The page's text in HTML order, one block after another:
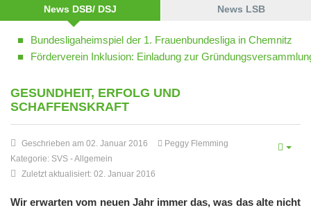
News DSB/ DSJ News LSB
Bundesligaheimspiel der 1. Frauenbundesliga in Chemnitz
Förderverein Inklusion: Einladung zur
GESUNDHEIT, ERFOLG UND
SCHAFFENSKRAFT
Geschrieben am 02. Januar 2016
Peggy Flemming
Kategorie: SVS -Allgemein
Zuletzt aktualisiert: 02. Januar 2016
Wir erwarten vom neuen Jahr immer das, was das alte nicht